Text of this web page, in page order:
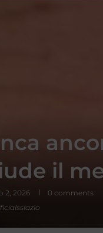
il
2, 2026
0 comments